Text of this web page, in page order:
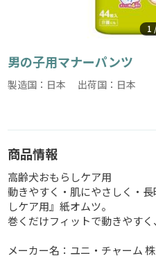
1
男の子用マナーパンツ
製造国：日本 出荷国：日本
商品情報
高齢犬おもらしケア用
動きやすく・肌にやさしく・
しケア用』紙オムツ。
巻くだけフィットで動きやすく
メーカー名：ユニ・チャーム